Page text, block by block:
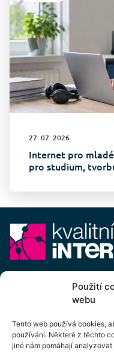
Použití
webu
Tento web používá cookies,
používání. Některé z těchto
jiné nám pomáhají
27. 07. 2026
Internet pro
pro studium,
pobočného spolku
Cenový výměr pobočného
Přihlášení k